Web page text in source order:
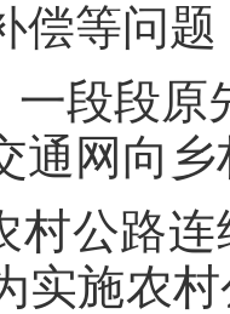
偿等问
一段段原
通网向
村公路
实施农